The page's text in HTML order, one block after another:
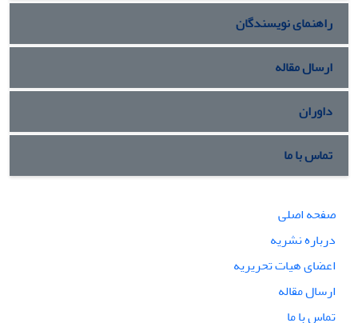
راهنمای نویسندگان
ارسال مقاله
داوران
تماس با ما
صفحه اصلی
درباره نشریه
اعضای هیات تحریریه
ارسال مقاله
تماس با ما